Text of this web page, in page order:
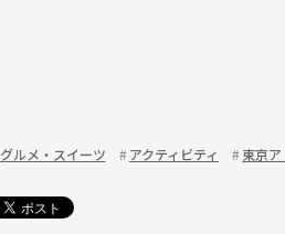
グルメ・スイーツ アクティビティ 東京